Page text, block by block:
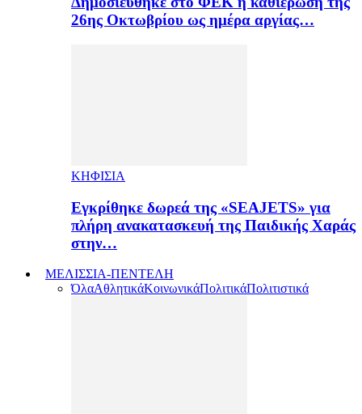
26ης Οκτωβρίου ως ημέρα αργίας…
ΚΗΦΙΣΙΑ
Εγκρίθηκε δωρεά της «SEAJETS» για
πλήρη ανακατασκευή της Παιδικής Χαράς
στην…
ΜΕΛΙΣΣΙΑ-ΠΕΝΤΕΛΗ
ΌλαΑθλητικάΚοινωνικάΠολιτικάΠολιτιστικά